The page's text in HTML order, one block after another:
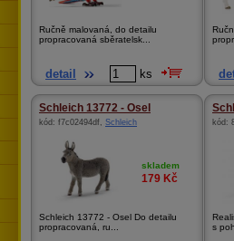
Ručně malovaná, do detailu
propracovaná sběratelsk...
detail ks
Schleich 13772 - Osel
kód: f7c02494df, Schleich
skladem
179 Kč
Schleich 13772 - Osel Do detailu
propracovaná, ru...
kód:
s